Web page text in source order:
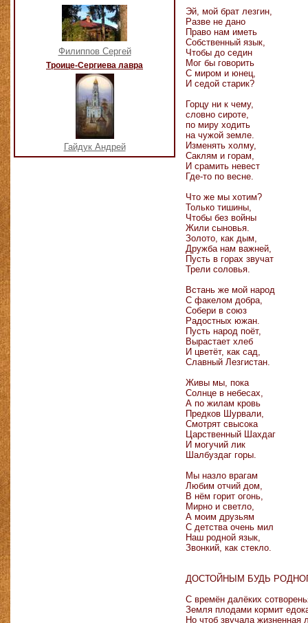
Филиппов Сергей
Троице-Сергиева лавра
Гайдук Андрей
Эй, мой брат лезгин,
Разве не дано
Право нам иметь
Собственный язык,
Чтобы до седин
Мог бы говорить
С миром и юнец,
И седой старик?
Горцу ни к чему,
словно сироте,
по миру ходить
на чужой земле.
Изменять холму,
Саклям и горам,
И срамить невест
Где-то по весне.
Что же мы хотим?
Только тишины,
Чтобы без войны
Жили сыновья.
Золото, как дым,
Дружба нам важней,
Пусть в горах звучат
Трели соловья.
Встань же мой народ
С факелом добра,
Собери в союз
Радостных южан.
Пусть народ поёт,
Вырастает хлеб
И цветёт, как сад,
Славный Лезгистан.
Живы мы, пока
Солнце в небесах,
А по жилам кровь
Предков Шурвали,
Смотрят свысока
Царственный Шахдаг
И могучий лик
Шалбуздаг горы.
Мы назло врагам
Любим отчий дом,
В нём горит огонь,
Мирно и светло,
А моим друзьям
С детства очень мил
Наш родной язык,
Звонкий, как стекло.
ДОСТОЙНЫМ БУДЬ
С времён далёких
Земля плодами кормит
Но чтоб звучала жизненная